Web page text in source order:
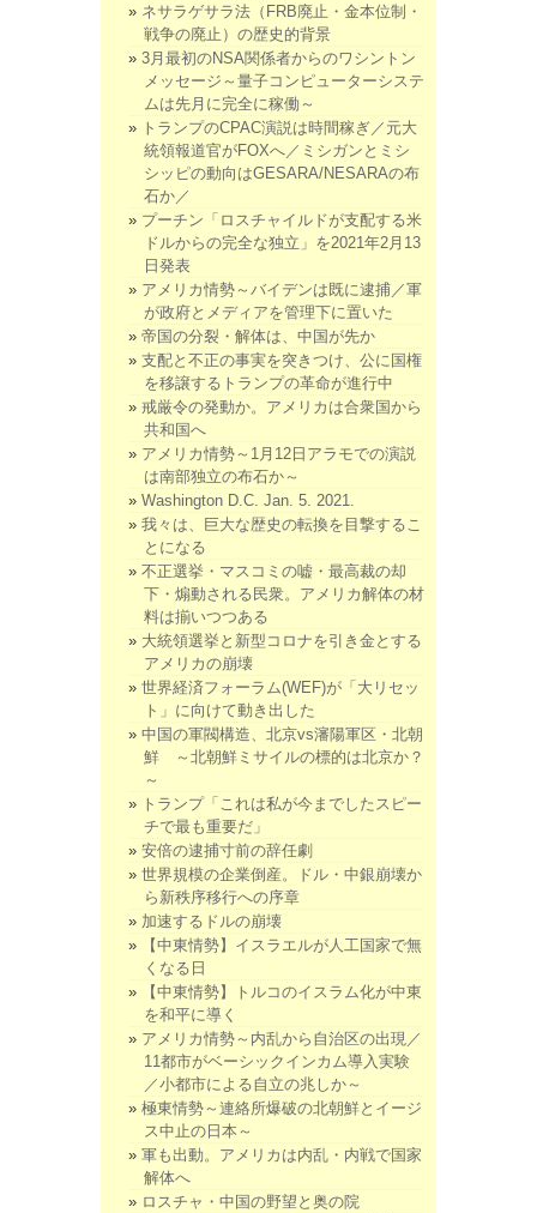
ネサラゲサラ法（FRB廃止・金本位制・
戦争の廃止）の歴史的背景
3月最初のNSA関係者からのワシントン
メッセージ～量子コンピューターシステ
ムは先月に完全に稼働～
トランプのCPAC演説は時間稼ぎ／元大
統領報道官がFOXへ／ミシガンとミシ
シッピの動向はGESARA/NESARAの布
石か／
プーチン「ロスチャイルドが支配する米
ドルからの完全な独立」を2021年2月13
日発表
アメリカ情勢～バイデンは既に逮捕／軍
が政府とメディアを管理下に置いた
帝国の分裂・解体は、中国が先か
支配と不正の事実を突きつけ、公に国権
を移譲するトランプの革命が進行中
戒厳令の発動か。アメリカは合衆国から
共和国へ
アメリカ情勢～1月12日アラモでの演説
は南部独立の布石か～
Washington D.C. Jan. 5. 2021.
我々は、巨大な歴史の転換を目撃するこ
とになる
不正選挙・マスコミの嘘・最高裁の却
下・煽動される民衆。アメリカ解体の材
料は揃いつつある
大統領選挙と新型コロナを引き金とする
アメリカの崩壊
世界経済フォーラム(WEF)が「大リセッ
ト」に向けて動き出した
中国の軍閥構造、北京vs瀋陽軍区・北朝
鮮 ～北朝鮮ミサイルの標的は北京か？
～
トランプ「これは私が今までしたスピー
チで最も重要だ」
安倍の逮捕寸前の辞任劇
世界規模の企業倒産。ドル・中銀崩壊か
ら新秩序移行への序章
加速するドルの崩壊
【中東情勢】イスラエルが人工国家で無
くなる日
【中東情勢】トルコのイスラム化が中東
を和平に導く
アメリカ情勢～内乱から自治区の出現／
11都市がベーシックインカム導入実験
／小都市による自立の兆しか～
極東情勢～連絡所爆破の北朝鮮とイージ
ス中止の日本～
軍も出動。アメリカは内乱・内戦で国家
解体へ
ロスチャ・中国の野望と奥の院